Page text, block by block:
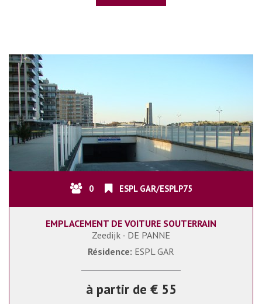
0 ESPL GAR/ESPLP75
EMPLACEMENT DE VOITURE SOUTERRAIN
Zeedijk - DE PANNE
Résidence: ESPL GAR
à partir de € 55